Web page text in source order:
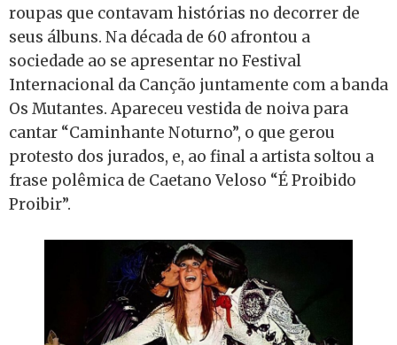
roupas que contavam histórias no decorrer de
seus álbuns. Na década de 60 afrontou a
sociedade ao se apresentar no Festival
Internacional da Canção juntamente com a banda
Os Mutantes. Apareceu vestida de noiva para
cantar “Caminhante Noturno”, o que gerou
protesto dos jurados, e, ao final a artista soltou a
frase polêmica de Caetano Veloso “É Proibido
Proibir”.